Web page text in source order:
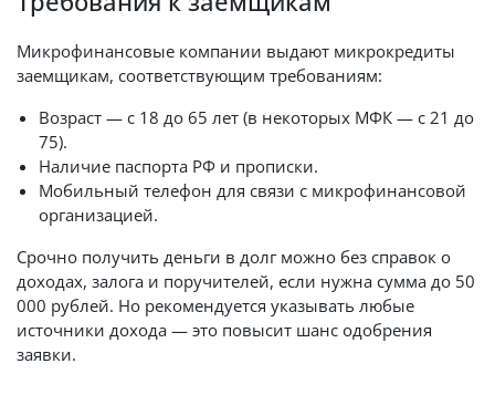
Микрофинансовые компании выдают микрокредиты
заемщикам, соответствующим требованиям:
Возраст — с 18 до 65 лет (в некоторых МФК — с 21 до
75).
Наличие паспорта РФ и прописки.
Мобильный телефон для связи с микрофинансовой
организацией.
Срочно получить деньги в долг можно без справок о
доходах, залога и поручителей, если нужна сумма до 50
000 рублей. Но рекомендуется указывать любые
источники дохода — это повысит шанс одобрения
заявки.